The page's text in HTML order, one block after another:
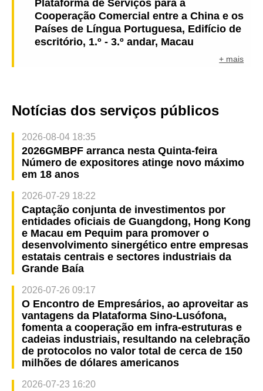
Plataforma de Serviços para a
Cooperação Comercial entre a China e os
Países de Língua Portuguesa, Edifício de
escritório, 1.º - 3.º andar, Macau
+ mais
Notícias dos serviços públicos
2026-08-04 18:35
2026GMBPF arranca nesta Quinta-feira
Número de expositores atinge novo máximo
em 18 anos
2026-07-29 18:22
Captação conjunta de investimentos por
entidades oficiais de Guangdong, Hong Kong
e Macau em Pequim para promover o
desenvolvimento sinergético entre empresas
estatais centrais e sectores industriais da
Grande Baía
2026-07-26 09:17
O Encontro de Empresários, ao aproveitar as
vantagens da Plataforma Sino-Lusófona,
fomenta a cooperação em infra-estruturas e
cadeias industriais, resultando na celebração
de protocolos no valor total de cerca de 150
milhões de dólares americanos
2026-07-23 16:20